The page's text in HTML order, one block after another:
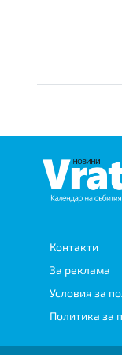
Контакти
За реклама
Условия за
Политика за